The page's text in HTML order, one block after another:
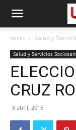
Inicio Salud y
Salud y Servicios
CRUZ
8 abril, 2016